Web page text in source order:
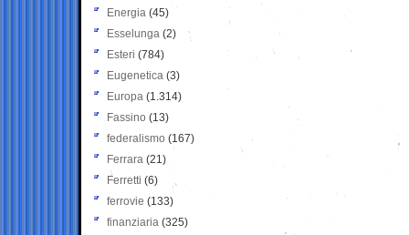
Energia (45)
Esselunga (2)
Esteri (784)
Eugenetica (3)
Europa (1.314)
Fassino (13)
federalismo (167)
Ferrara (21)
Ferretti (6)
ferrovie (133)
finanziaria (325)